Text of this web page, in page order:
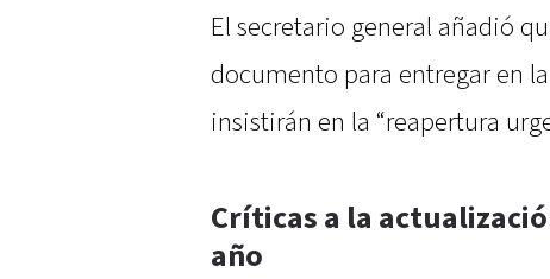
El secretario general añadió
documento para entregar en
insistirán en la “reapertura
Críticas a la
año